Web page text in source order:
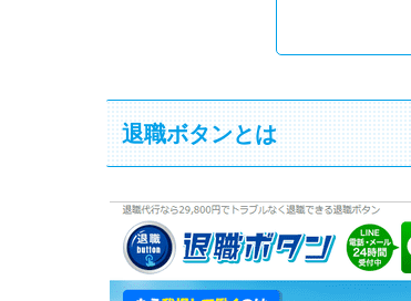
退職ボタンとは